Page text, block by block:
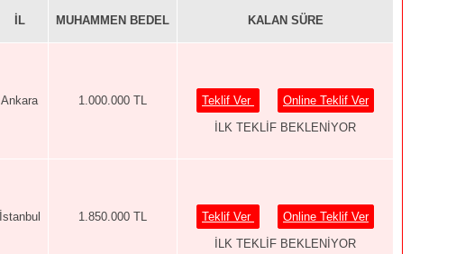
İL MUHAMMEN BEDEL KALAN SÜRE
Ankara 1.000.000 TL Teklif Ver
Online Teklif Ver
İLK TEKLİF BEKLENİYOR
İstanbul 1.850.000 TL Teklif Ver
Online Teklif Ver
İLK TEKLİF BEKLENİYOR